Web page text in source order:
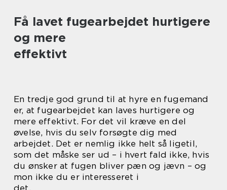
Få lavet fugearbejdet hurtigere
og mere
effektivt
En tredje god grund til at hyre en fugemand
er, at fugearbejdet kan laves hurtigere og
mere effektivt. For det vil kræve en del
øvelse, hvis du selv forsøgte dig med
arbejdet. Det er nemlig ikke helt så ligetil,
som det måske ser ud – i hvert fald ikke, hvis
du ønsker at fugen bliver pæn og jævn – og
mon ikke du er interesseret i
det.